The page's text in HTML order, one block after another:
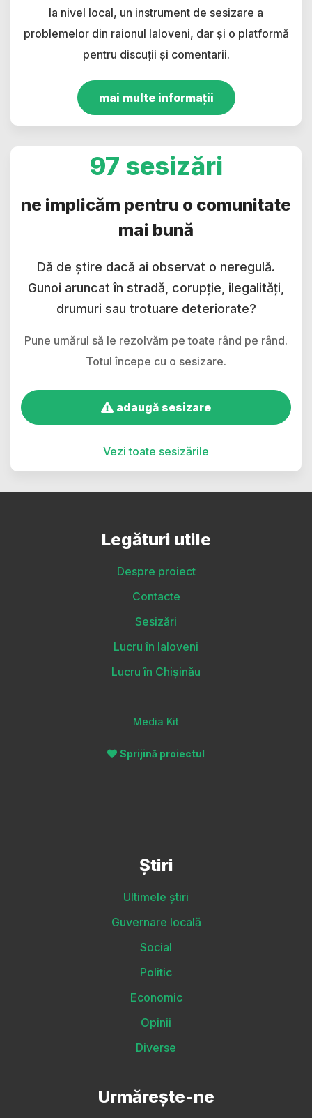
la nivel local, un instrument de sesizare a
problemelor din raionul Ialoveni, dar și o platformă
pentru discuții și comentarii.
mai multe informații
97 sesizări
ne implicăm pentru o comunitate
mai bună
Dă de știre dacă ai observat o neregulă.
Gunoi aruncat în stradă, corupție, ilegalități,
drumuri sau trotuare deteriorate?
Pune umărul să le rezolvăm pe toate rând pe rând.
Totul începe cu o sesizare.
adaugă sesizare
Vezi toate sesizările
Legături utile
Despre proiect
Contacte
Sesizări
Lucru în Ialoveni
Lucru în Chișinău
Media Kit
Sprijină proiectul
Știri
Ultimele știri
Guvernare locală
Social
Politic
Economic
Opinii
Diverse
Urmărește-ne